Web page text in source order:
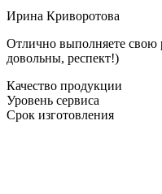
Ирина Криворотова
Отлично выполняете свою
довольны, респект!)
Качество продукции
Уровень сервиса
Срок изготовления